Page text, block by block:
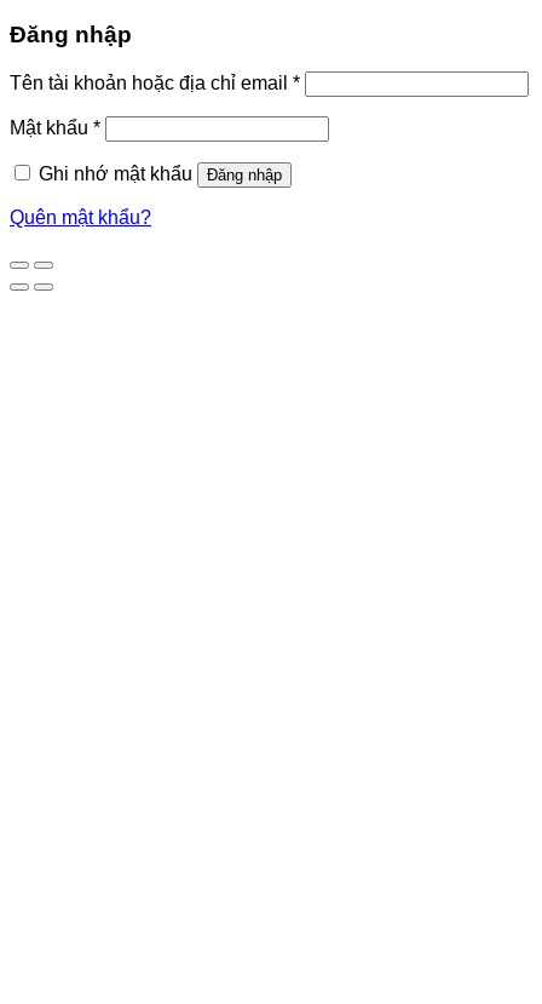
Đăng nhập
Tên tài khoản hoặc địa chỉ email *
Mật khẩu *
Ghi nhớ mật khẩu Đăng nhập
Quên mật khẩu?